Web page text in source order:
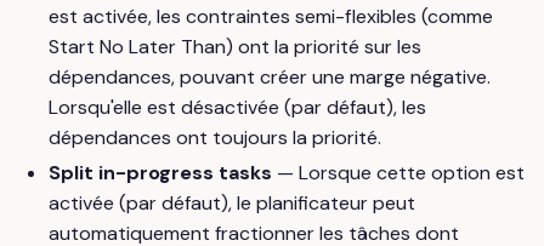
est activée, les contraintes semi-flexibles (comme
Start No Later Than) ont la priorité sur les
dépendances, pouvant créer une marge négative.
Lorsqu'elle est désactivée (par défaut), les
dépendances ont toujours la priorité.
Split in-progress tasks — Lorsque cette option est
activée (par défaut), le planificateur peut
automatiquement fractionner les tâches dont